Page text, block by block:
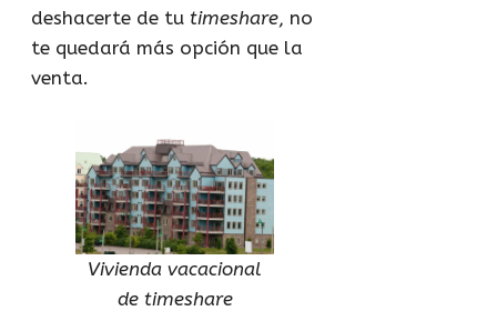
deshacerte de tu timeshare, no
te quedará más opción que la
venta.
Vivienda vacacional
de timeshare